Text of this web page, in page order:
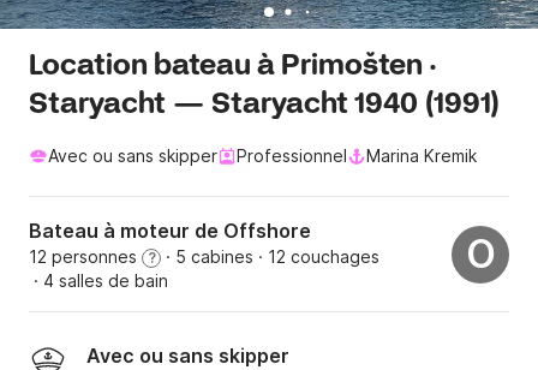
Location bateau à Primošten ·
Staryacht — Staryacht 1940 (1991)
Avec ou sans skipper Professionnel Marina Kremik
Bateau à moteur de Offshore
12 personnes ? · 5 cabines · 12 couchages
· 4 salles de bain
O
Avec ou sans skipper